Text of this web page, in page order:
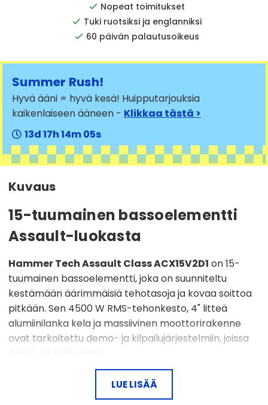
Nopeat toimitukset
Tuki ruotsiksi ja englanniksi
60 päivän palautusoikeus
Summer Rush!
Hyvä ääni = hyvä kesä! Huipputarjouksia
kaikenlaiseen ääneen - Klikkaa tästä >
13
17 14 04
Kuvaus
15-tuumainen bassoelementti
Assault-luokasta
Hammer Tech Assault Class ACX15V2D1 on 15-
tuumainen bassoelementti, joka on suunniteltu
kestämään äärimmäisiä tehotasoja ja kovaa soittoa
pitkään. Sen 4500 W RMS-tehonkesto, 4" litteä
alumiinilanka kela ja massiivinen moottorirakenne
ovat tarkoitettu demo- ja kilpailujärjestelmiin, joissa
basso on pääosassa.
LUE LISÄÄ